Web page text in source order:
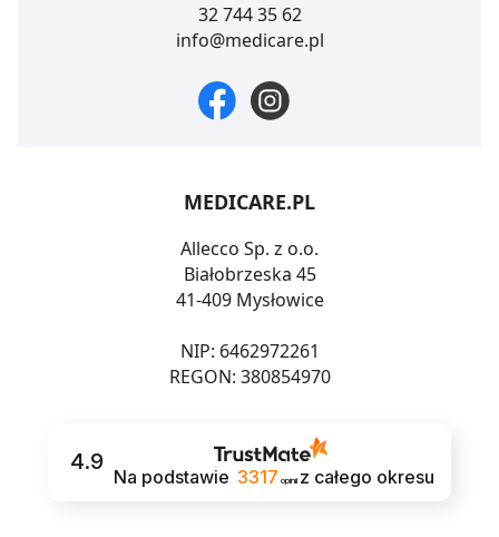
32 744 35 62
info@medicare.pl
MEDICARE.PL
Allecco Sp. z o.o.
Białobrzeska 45
41-409 Mysłowice
NIP: 6462972261
REGON: 380854970
4.9
Na podstawie 3317 opinii z całego okresu